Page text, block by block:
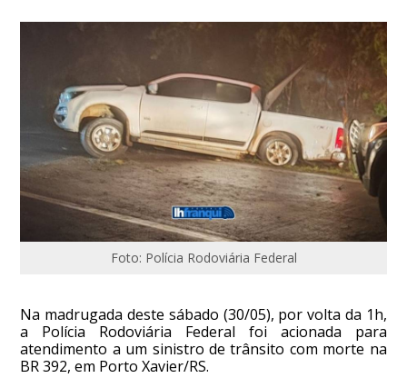
Foto: Polícia Rodoviária Federal
Na madrugada deste sábado (30/05), por volta da 1h,
a Polícia Rodoviária Federal foi acionada para
atendimento a um sinistro de trânsito com morte na
BR 392, em Porto Xavier/RS.